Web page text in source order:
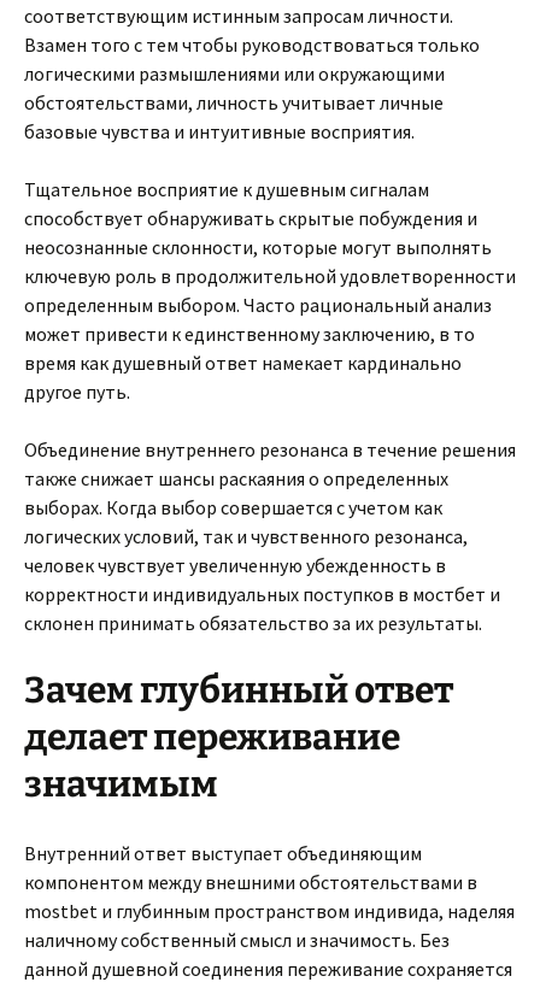
соответствующим истинным запросам личности.
Взамен того с тем чтобы руководствоваться только
логическими размышлениями или окружающими
обстоятельствами, личность учитывает личные
базовые чувства и интуитивные восприятия.
Тщательное восприятие к душевным сигналам
способствует обнаруживать скрытые побуждения и
неосознанные склонности, которые могут выполнять
ключевую роль в продолжительной удовлетворенности
определенным выбором. Часто рациональный анализ
может привести к единственному заключению, в то
время как душевный ответ намекает кардинально
другое путь.
Объединение внутреннего резонанса в течение решения
также снижает шансы раскаяния о определенных
выборах. Когда выбор совершается с учетом как
логических условий, так и чувственного резонанса,
человек чувствует увеличенную убежденность в
корректности индивидуальных поступков в мостбет и
склонен принимать обязательство за их результаты.
Зачем глубинный ответ
делает переживание
значимым
Внутренний ответ выступает объединяющим
компонентом между внешними обстоятельствами в
mostbet и глубинным пространством индивида, наделяя
наличному собственный смысл и значимость. Без
данной душевной соединения переживание сохраняется